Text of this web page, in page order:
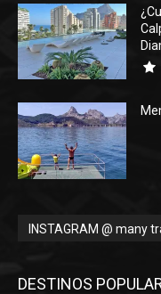
INSTAGRAM @ many
DESTINOS